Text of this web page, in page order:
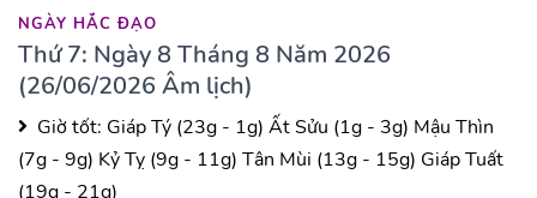
NGÀY HẮC ĐẠO
Thứ 7: Ngày 8 Tháng 8 Năm 2026
(26/06/2026 Âm lịch)
Giờ tốt: Giáp Tý (23g - 1g) Ất Sửu (1g - 3g) Mậu Thìn
(7g - 9g) Kỷ Tỵ (9g - 11g) Tân Mùi (13g - 15g) Giáp Tuất
(19g - 21g)